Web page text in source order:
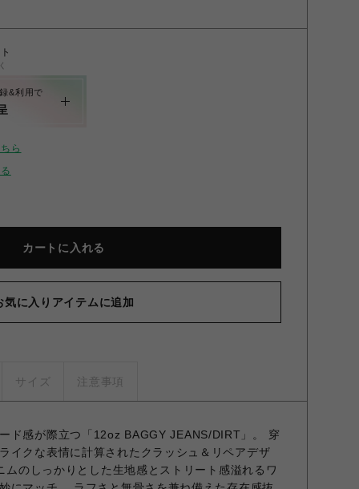
&利用で
ら
カートに入れる
気に入りアイテムに追加
サイズ 注意事項
ド感が際立つ「12oz BAGGY JEANS/DIRT」。 穿
イクな表情に計算されたクラッシュ＆リペアデザ
のしっかりとした生地感とストリート感溢れるワ